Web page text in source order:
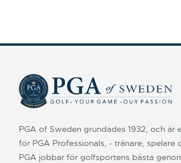
PGA of Sweden grundades 1932, och är
för PGA Professionals, - tränare, spelare
PGA jobbar för golfsportens bästa